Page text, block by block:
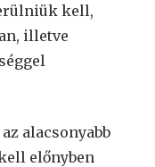
kell,
illetve
alacsonyabb
előnyben